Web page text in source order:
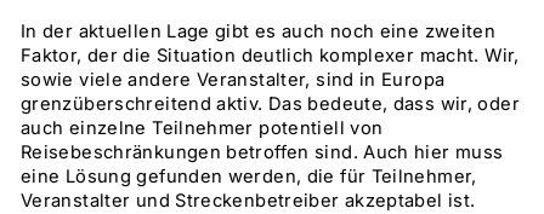
In der aktuellen Lage gibt es auch noch eine zweiten
Faktor, der die Situation deutlich komplexer macht. Wir,
sowie viele andere Veranstalter, sind in Europa
grenzüberschreitend aktiv. Das bedeute, dass wir, oder
auch einzelne Teilnehmer potentiell von
Reisebeschränkungen betroffen sind. Auch hier muss
eine Lösung gefunden werden, die für Teilnehmer,
Veranstalter und Streckenbetreiber akzeptabel ist.